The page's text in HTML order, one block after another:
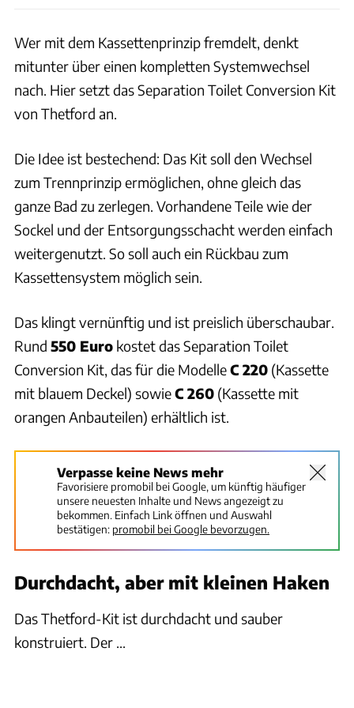
Wer mit dem Kassettenprinzip fremdelt, denkt
mitunter über einen kompletten Systemwechsel
nach. Hier setzt das Separation Toilet Conversion Kit
von Thetford an.
Die Idee ist bestechend: Das Kit soll den Wechsel
zum Trennprinzip ermöglichen, ohne gleich das
ganze Bad zu zerlegen. Vorhandene Teile wie der
Sockel und der Entsorgungsschacht werden einfach
weitergenutzt. So soll auch ein Rückbau zum
Kassettensystem möglich sein.
Das klingt vernünftig und ist preislich überschaubar.
Rund 550 Euro kostet das Separation Toilet
Conversion Kit, das für die ModelleC 220 (Kassette
mit blauem Deckel) sowieC 260 (Kassette mit
orangen Anbauteilen) erhältlich ist.
Verpasse keine News mehr
Favorisiere promobil bei Google, um künftig häufiger
unsere neuesten Inhalte und News angezeigt zu
bekommen. Einfach Link öffnen und Auswahl
bestätigen: promobil bei Google bevorzugen.
Durchdacht, aber mit kleinen Haken
Das Thetford-Kit ist durchdacht und sauber
konstruiert. Der ...